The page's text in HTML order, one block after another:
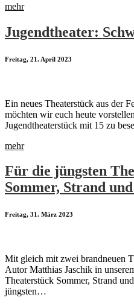
mehr
Jugendtheater:
Freitag, 21. April 2023
Ein neues Theaterstück aus der
möchten wir euch heute
Jugendtheaterstück mit 15 zu
mehr
Für die jüngsten
Sommer, Strand
Freitag, 31. März 2023
Mit gleich mit zwei brandneuen
Autor Matthias Jaschik in
Theaterstück Sommer, Strand
jüngsten…